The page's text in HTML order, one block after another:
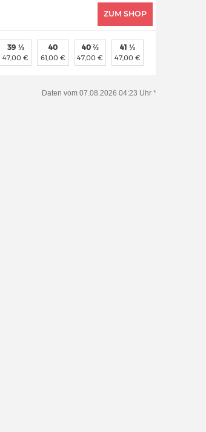
ZUM SHOP
39 ⅓
47,00 €
40
61,00 €
40 ⅔
47,00 €
41 ⅓
47,00 €
Daten vom 07.08.2026 04:23 Uhr *